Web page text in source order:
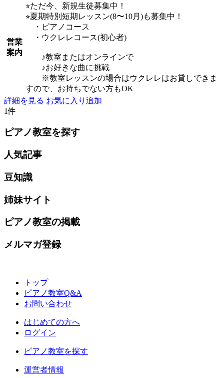
営業
案内
⭐︎ただ今、新規生徒募集中！
⭐︎夏期特別短期レッスン(8〜10月)も募集中！
・ピアノコース
・ウクレレコース(初心者)
♪教室またはオンラインで
♪お好きな曲に挑戦
※教室レッスンの場合はウクレレはお貸しできま
すので、お持ちでない方もOK
詳細を見る お気に入り追加
1件
ピアノ教室を探す
人気記事
豆知識
姉妹サイト
ピアノ教室の掲載
メルマガ登録
トップ
ピアノ教室Q&A
お問い合わせ
はじめての方へ
ログイン
ピアノ教室を探す
運営者情報